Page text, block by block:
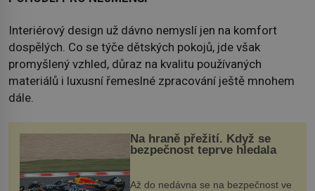
Interiérový design už dávno nemyslí jen na komfort
dospělých. Co se týče dětských pokojů, jde však
promyšlený vzhled, důraz na kvalitu používaných
materiálů i luxusní řemeslné zpracování ještě mnohem
dále.
Na hraně přežití. Když se
bezpečnost teprve hledala
Až do nedávna se na bezpečnost ve